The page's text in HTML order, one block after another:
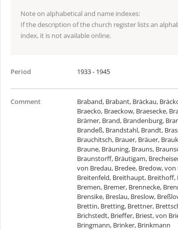
Note on alphabetical and name indexes:
If the description of the church register lists an
index, it is not available online.
Period 1933 - 1945
Comment
Braband, Brabant, Bräckau,
Braecko, Braeckow, Braesecke,
Brämer, Brand, Brandenburg,
Brandeß, Brandstahl, Brandt,
Brauchitsch, Brauer, Bräuer,
Braune, Bräuning, Brauns,
Braunstorff, Bräutigam,
von Bredau, Bredee, Bredow,
Breitenfeld, Breithaupt, Breithoff,
Bremen, Bremer, Brennecke,
Brensike, Breslau, Breslow,
Brettin, Bretting, Brettner,
Brichstedt, Brieffer, Briest, von
Bringmann, Brinker, Brinkmann